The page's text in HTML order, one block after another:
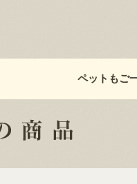
ペットもご